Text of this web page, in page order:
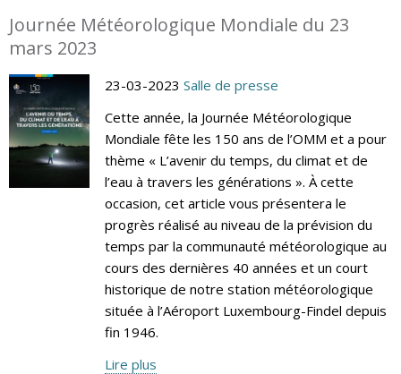
Journée Météorologique Mondiale du 23
mars 2023
23-03-2023 Salle de presse
Cette année, la Journée Météorologique
Mondiale fête les 150 ans de l’OMM et a pour
thème « L’avenir du temps, du climat et de
l’eau à travers les générations ». À cette
occasion, cet article vous présentera le
progrès réalisé au niveau de la prévision du
temps par la communauté météorologique au
cours des dernières 40 années et un court
historique de notre station météorologique
située à l’Aéroport Luxembourg-Findel depuis
fin 1946.
Lire plus